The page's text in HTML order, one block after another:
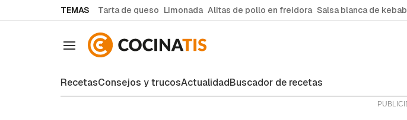
TEMAS Tarta de queso Limonada Alitas de pollo en freidora Salsa blanca de kebab
Navegación
RecetasConsejos y trucosActualidadBuscador de recetas